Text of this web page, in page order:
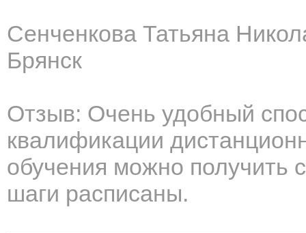
Сенченкова Татьяна
Брянск
Отзыв: Очень удобный
квалификации
обучения можно получить
шаги расписаны.